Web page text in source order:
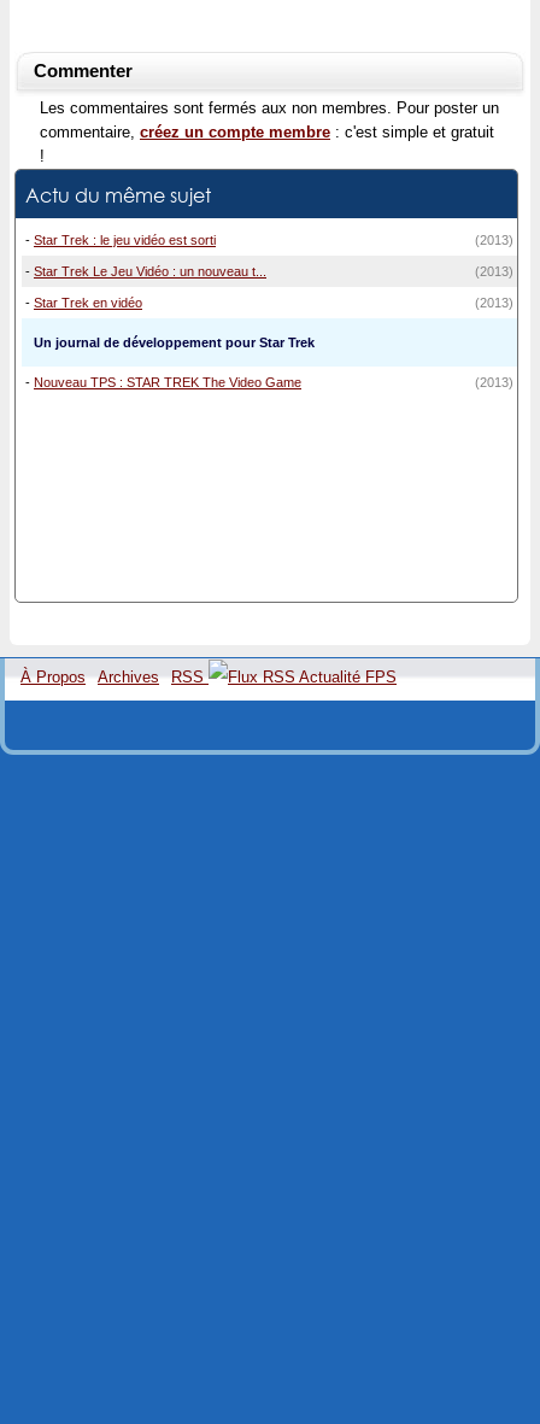
Commenter
Les commentaires sont fermés aux non membres. Pour poster un
commentaire, créez un compte membre : c'est simple et gratuit
!
Actu du même sujet
- Star Trek : le jeu vidéo est sorti (2013)
- Star Trek Le Jeu Vidéo : un nouveau t... (2013)
- Star Trek en vidéo (2013)
Un journal de développement pour Star Trek
- Nouveau TPS : STAR TREK The Video Game (2013)
À Propos Archives RSS